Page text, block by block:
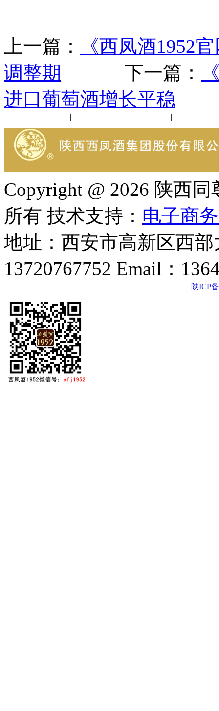
上一篇：
《西凤酒1952
调整期
下一篇：
进口葡萄酒增长平稳
| | | |
Copyright @ 2026 陕西
所有 技术支持： 电子商
地址：西安市高新区西
13720767752 Email：
陕ICP